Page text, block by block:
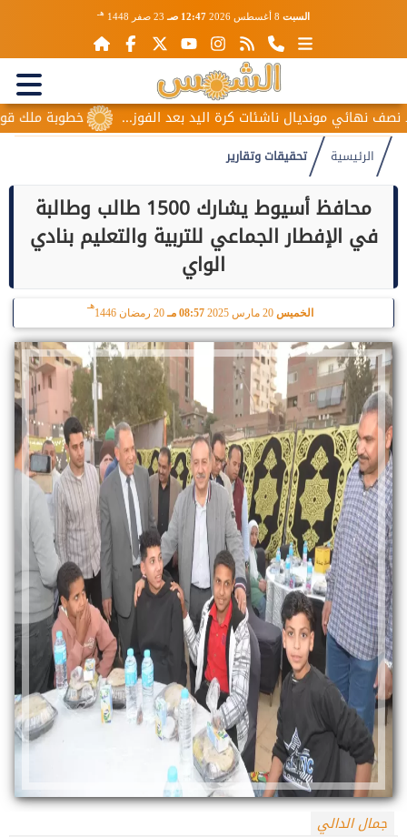
السبت 12:47 صـ 23 صفر 1448 هـ
خطوبة ملك قورة ويوسف ناشئات كرة اليد بعد الفوز...
الرئيسية تحقيقات وتقارير
محافظ أسيوط يشارك 1500 طالب وطالبة
في الإفطار الجماعي للتربية والتعليم بنادي
الواي
الخميس 20 مارس 2025 08:57 مـ 20 رمضان 1446
هـ
جمال الدالي